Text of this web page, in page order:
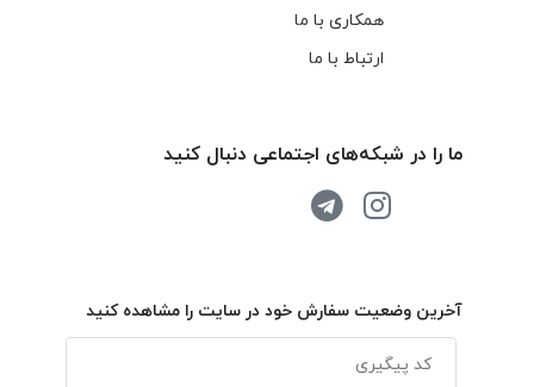
همکاری با ما
ارتباط با ما
ما را در شبکه‌های اجتماعی دنبال کنید
آخرین وضعیت سفارش خود در سایت را مشاهده کنید